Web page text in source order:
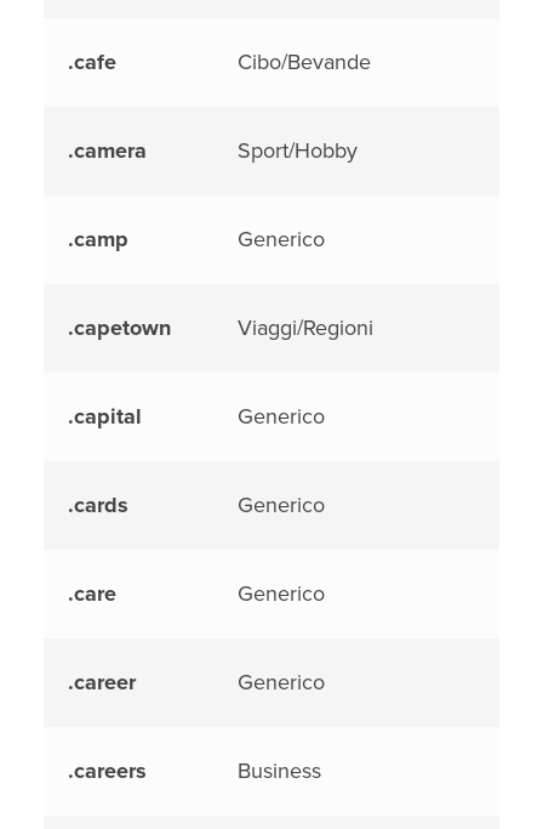
.cafe Cibo/Bevande
.camera Sport/Hobby
.camp Generico
.capetown Viaggi/Regioni
.capital Generico
.cards Generico
.care Generico
.career Generico
.careers Business